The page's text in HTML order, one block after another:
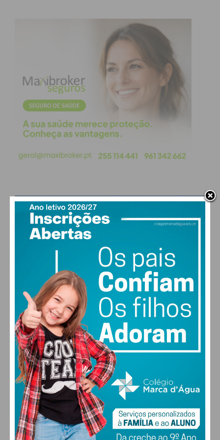
condições
PAÇOS DE FERREIRA
28°
few clouds
vento: 3m/s OSO
MAX 28 • MIN 27
28°
SÁB
27
DOM
28°
SEG
30
TER
FARMACIAS DE SERVIÇO EM PAÇOS DE
FERREIRA